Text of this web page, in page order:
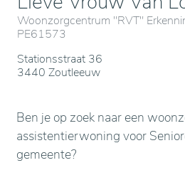
Woonzorgcentrum "RVT"
PE61573
Stationsstraat 36
3440 Zoutleeuw
Ben je op zoek naar een
assistentierwoning voor
gemeente?